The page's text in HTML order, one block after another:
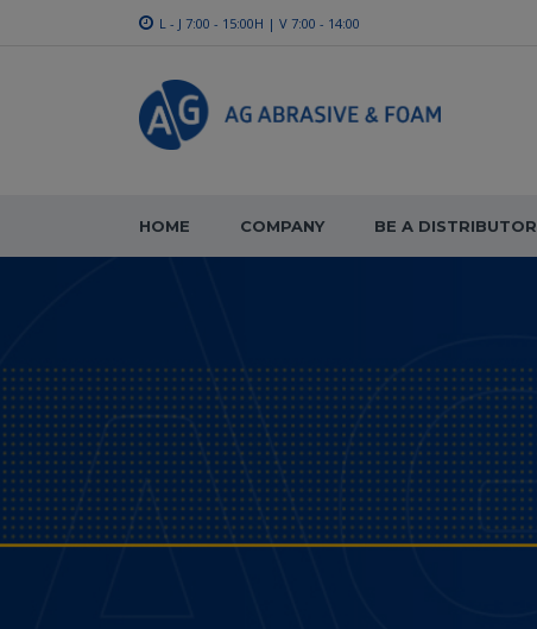
L - J 7:00 - 15:00H | V 7:00 - 14:00
HOME COMPANY BE A DISTRIBUTOR